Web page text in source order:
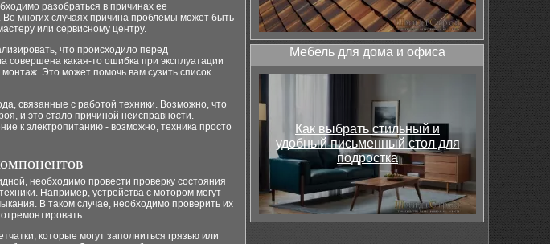
разобраться в причинах ее
Во многих случаях причина проблемы может быть
или сервисному центру.
что происходило перед
совершена какая-то ошибка при эксплуатации
Это может помочь вам сузить список
связанные с работой техники. Возможно, что
и это стало причиной неисправности.
к электропитанию - возможно, техника просто
необходимо провести проверку состояния
Например, устройства с мотором могут
В таком случае, необходимо проверить их
которые могут заполниться грязью или
Мебель для дома и офиса
Как выбрать стильный и
удобный письменный стол для
подростка